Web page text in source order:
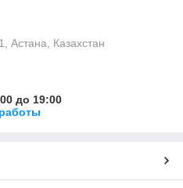
Астана, Казахстан
до 19:00